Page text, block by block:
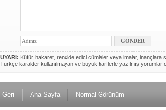
UYARI: Küfür, hakaret, rencide edici cümleler veya imalar, inançlara
Türkçe karakter kullanılmayan ve büyük harflerle yazılmış yorumlar
Geri Ana Sayfa Normal Görünüm